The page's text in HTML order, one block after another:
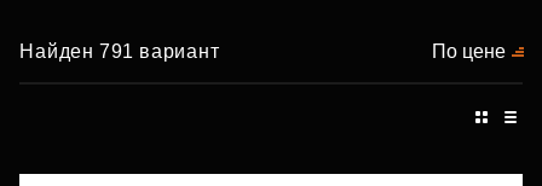
Найден 791 вариант По цене